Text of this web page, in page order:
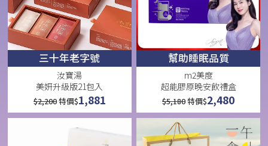
三十年老字號
汝寶湯
美妍升級版21包入
$2,200特價$1,881
幫助睡眠品質
m2美度
超能膠原晚安飲禮盒
$5,180特價$2,480